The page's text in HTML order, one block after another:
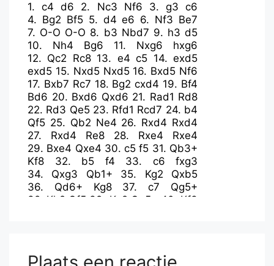
1.c4 d6 2. Nc3 Nf6 3. g3 c6
4. Bg2 Bf5 5. d4 e6 6. Nf3 Be7
7. O-O O-O 8. b3 Nbd7 9. h3 d5
10. Nh4 Bg6 11. Nxg6
hxg6
12. Qc2 Rc8 13. e4 c5 14.exd5
exd5 15. Nxd5 Nxd5 16. Bxd5 Nf6
17. Bxb7 Rc7 18. Bg2 cxd4 19. Bf4
Bd6 20. Bxd6 Qxd6 21. Rad1 Rd8
22. Rd3 Qe5 23. Rfd1 Rcd7 24. b4
Qf5 25. Qb2 Ne4 26. Rxd4 Rxd4
27. Rxd4 Re8 28. Rxe4
Rxe4
29. Bxe4 Qxe4 30.c5 f5 31. Qb3+
Kf8
32. b5 f4 33. c6
fxg3
34. Qxg3 Qb1+ 35. Kg2
Qxb5
36. Qd6+ Kg8 37.c7
Qg5+
38. Kh2 Qf5 39. Kg2 Qg5+ 40. Kf3